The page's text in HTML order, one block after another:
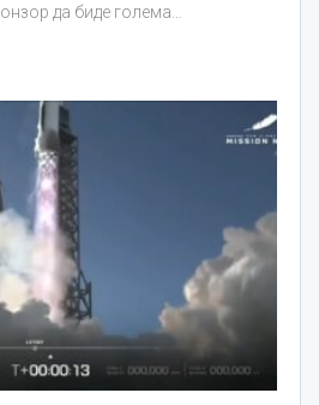
да биде голема…